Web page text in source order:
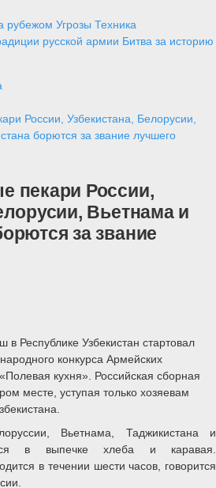
рубежом Угрозы Техника
русской армии Битва за историю
России, Узбекистана, Белорусии,
борются за звание лучшего
пекари России,
Вьетнама и
за звание
Республике Узбекистан стартовал
конкурса Армейских
кухня». Российская сборная
месте, уступая только хозяевам
Вьетнама, Таджикистана и
в выпечке хлеба и каравая.
в течении шести часов, говорится